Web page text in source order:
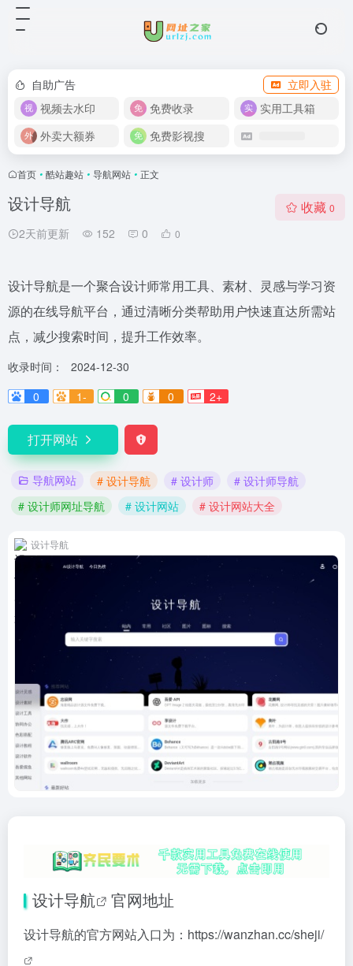
自助广告
立即入驻
视频去水印
免费收录
实用工具箱
外卖大额券
免费影视搜
首页 • 酷站趣站 • 导航网站 • 正文
设计导航
2天前更新 152 0 0
收藏 0
设计导航是一个聚合设计师常用工具、素材、灵感与学习资
源的在线导航平台，通过清晰分类帮助用户快速直达所需站
点，减少搜索时间，提升工作效率。
收录时间：
2024-12-30
0
1- 0 0 2+
打开网站
导航网站 # 设计导航 # 设计师
# 设计师导航
# 设计师网址导航
# 设计网站 # 设计网站大全
设计导航
设计导航 官网地址
设计导航的官方网站入口为： https://wanzhan.cc/sheji/